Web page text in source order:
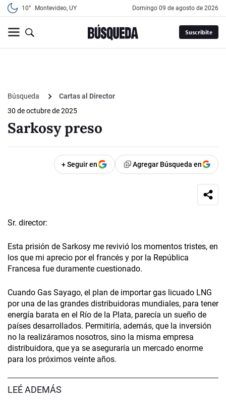
10° Montevideo, UY domingo 09 de agosto de 2026
Suscribite
Búsqueda
Cartas al Director
30 de octubre de 2025
Sarkosy preso
+ Seguir en Agregar Búsqueda en
Sr. director:
Esta prisión de Sarkosy me revivió los momentos tristes, en
los que mi aprecio por el francés y por la República
Francesa fue duramente cuestionado.
Cuando Gas Sayago, el plan de importar gas licuado LNG
por una de las grandes distribuidoras mundiales, para tener
energía barata en el Río de la Plata, parecía un sueño de
países desarrollados. Permitiría, además, que la inversión
no la realizáramos nosotros, sino la misma empresa
distribuidora, que ya se aseguraría un mercado enorme
para los próximos veinte años.
LEÉ ADEMÁS